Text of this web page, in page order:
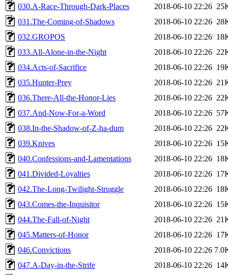
030.A-Race-Through-Dark-Places
2018-06-10 22:26
031.The-Coming-of-Shadows
2018-06-10 22:26
032.GROPOS
2018-06-10 22:26
033.All-Alone-in-the-Night
2018-06-10 22:26
034.Acts-of-Sacrifice
2018-06-10 22:26
035.Hunter-Prey
2018-06-10 22:26
036.There-All-the-Honor-Lies
2018-06-10 22:26
037.And-Now-For-a-Word
2018-06-10 22:26
038.In-the-Shadow-of-Z-ha-dum
2018-06-10 22:26
039.Knives
2018-06-10 22:26
040.Confessions-and-Lamentations
2018-06-10 22:26
041.Divided-Loyalties
2018-06-10 22:26
042.The-Long-Twilight-Struggle
2018-06-10 22:26
043.Comes-the-Inquisitor
2018-06-10 22:26
044.The-Fall-of-Night
2018-06-10 22:26
045.Matters-of-Honor
2018-06-10 22:26
046.Convictions
2018-06-10 22:26
047.A-Day-in-the-Strife
2018-06-10 22:26